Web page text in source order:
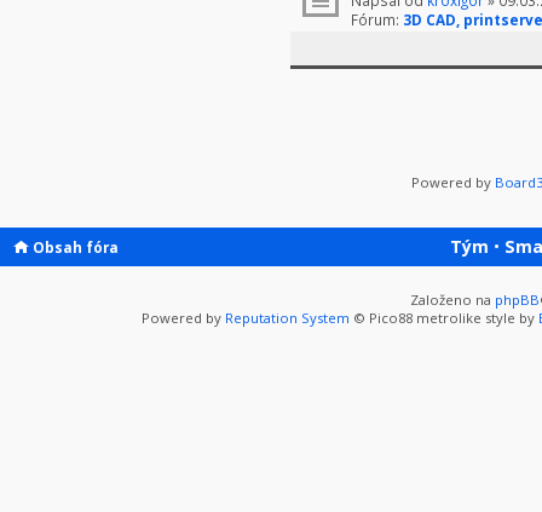
Fórum: 3D CAD,
Powered by
Obsah fóra Tým •
Založeno na phpBB
Powered by Reputation System © Pico88 metrolike style by